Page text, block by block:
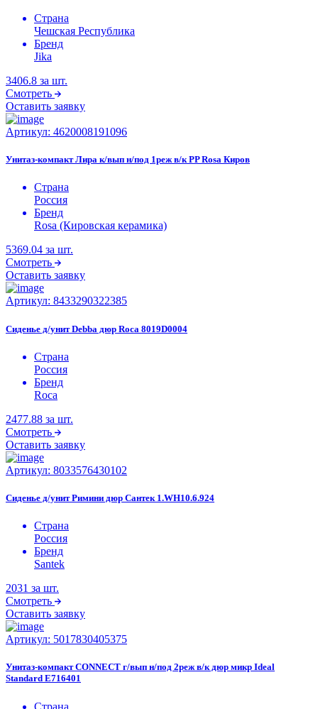
Страна
Чешская Республика
Бренд
Jika
3406.8 за шт.
Смотреть
Оставить заявку
Артикул: 4620008191096
Унитаз-компакт Лира к/вып н/под 1реж в/к PP Rosa Киров
Страна
Россия
Бренд
Rosa (Кировская керамика)
5369.04 за шт.
Смотреть
Оставить заявку
Артикул: 8433290322385
Сиденье д/унит Debba дюр Roca 8019D0004
Страна
Россия
Бренд
Roca
2477.88 за шт.
Смотреть
Оставить заявку
Артикул: 8033576430102
Сиденье д/унит Римини дюр Сантек 1.WH10.6.924
Страна
Россия
Бренд
Santek
2031 за шт.
Смотреть
Оставить заявку
Артикул: 5017830405375
Унитаз-компакт CONNECT г/вып н/под 2реж в/к дюр микр Ideal
Standard E716401
Страна